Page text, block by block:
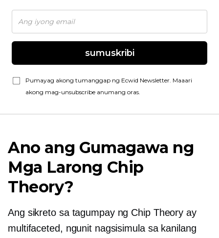
sumuskribi
Pumayag akong tumanggap ng Ecwid Newsletter. Maaari
akong mag-unsubscribe anumang oras.
Ano ang Gumagawa ng
Mga Larong Chip
Theory?
Ang sikreto sa tagumpay ng Chip Theory ay
multifaceted, ngunit nagsisimula sa kanilang